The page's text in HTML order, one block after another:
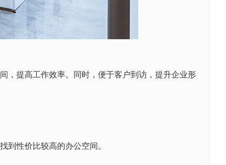
，提高工作效率。同时，便于客户到访，提升企业形
到性价比较高的办公空间。